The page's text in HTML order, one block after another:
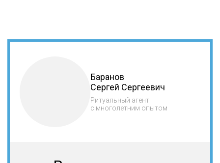
Баранов
Сергей Сергеевич
Ритуальный агент
с многолетним опытом